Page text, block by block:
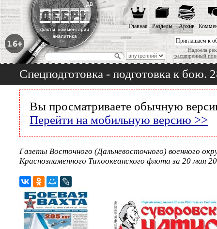
Приглашаем к
Надоела
расширенный
Главная Разделы Архив
Спецподготовка - подготовка к бою.
Вы просматриваете обычную
Перейти на мобильную версию >>
Газеты Восточного (Дальневосточного) военного
Краснознаменного Тихоокеанского флота за 20 мая